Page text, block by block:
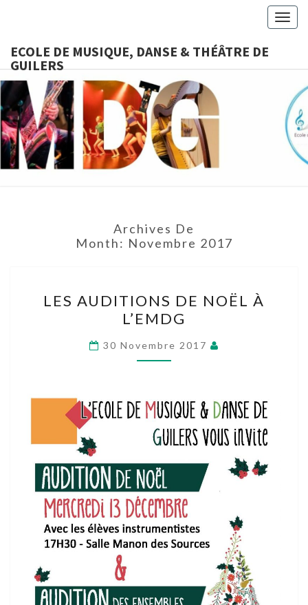
ECOLE DE MUSIQUE, DANSE & THÉÂTRE DE
GUILERS
ECOLE
THÉÂTRE
DE
Ecole
Associative,
Cours De
Musique,
Archives De
Month: Novembre 2017
AUDITIONS
DE
NOËL
À
LES AUDITIONS DE NOËL À
L’EMDG
30 Novembre 2017